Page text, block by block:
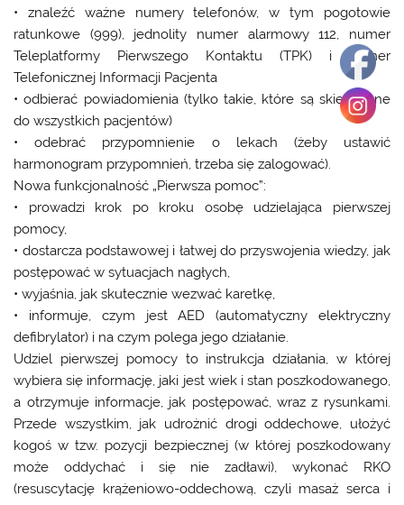
• znaleźć ważne numery telefonów, w tym pogotowie
ratunkowe (999), jednolity numer alarmowy 112, numer
Teleplatformy Pierwszego Kontaktu (TPK) i numer
Telefonicznej Informacji Pacjenta
• odbierać powiadomienia (tylko takie, które są skierowane
do wszystkich pacjentów)
• odebrać przypomnienie o lekach (żeby ustawić
harmonogram przypomnień, trzeba się zalogować).
Nowa funkcjonalność „Pierwsza pomoc”:
• prowadzi krok po kroku osobę udzielająca pierwszej
pomocy,
• dostarcza podstawowej i łatwej do przyswojenia wiedzy, jak
postępować w sytuacjach nagłych,
• wyjaśnia, jak skutecznie wezwać karetkę,
• informuje, czym jest AED (automatyczny elektryczny
defibrylator) i na czym polega jego działanie.
Udziel pierwszej pomocy to instrukcja działania, w której
wybiera się informację, jaki jest wiek i stan poszkodowanego,
a otrzymuje informacje, jak postępować, wraz z rysunkami.
Przede wszystkim, jak udrożnić drogi oddechowe, ułożyć
kogoś w tzw. pozycji bezpiecznej (w której poszkodowany
może oddychać i się nie zadławi), wykonać RKO
(resuscytację krążeniowo-oddechową, czyli masaż serca i